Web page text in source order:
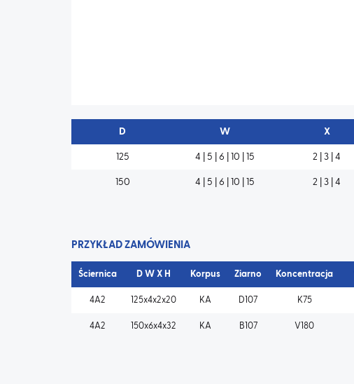
D W X
125 4 | 5 | 6 | 10 | 15 2 | 3 | 4
150 4 | 5 | 6 | 10 | 15 2 | 3 | 4
PRZYKŁAD ZAMÓWIENIA
Ściernica D W X H Korpus Ziarno Koncentracja
4A2 125x4x2x20 KA D107 K75
4A2 150x6x4x32 KA B107 V180